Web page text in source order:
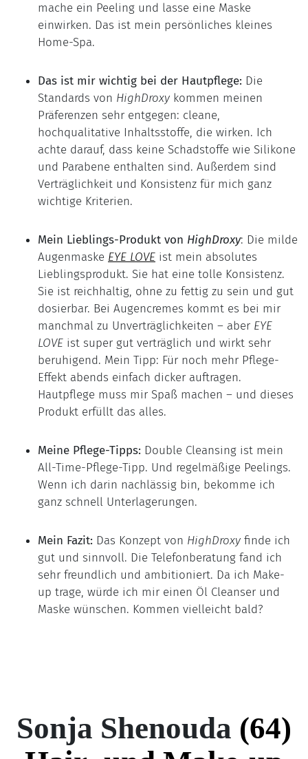
mache ein Peeling und lasse eine Maske
einwirken. Das ist mein persönliches kleines
Home-Spa.
Das ist mir wichtig bei der Hautpflege: Die
Standards von HighDroxy kommen meinen
Präferenzen sehr entgegen: cleane,
hochqualitative Inhaltsstoffe, die wirken. Ich
achte darauf, dass keine Schadstoffe wie Silikone
und Parabene enthalten sind. Außerdem sind
Verträglichkeit und Konsistenz für mich ganz
wichtige Kriterien.
Mein Lieblings-Produkt von HighDroxy: Die milde
Augenmaske EYE LOVE ist mein absolutes
Lieblingsprodukt. Sie hat eine tolle Konsistenz.
Sie ist reichhaltig, ohne zu fettig zu sein und gut
dosierbar. Bei Augencremes kommt es bei mir
manchmal zu Unverträglichkeiten – aber EYE
LOVE ist super gut verträglich und wirkt sehr
beruhigend. Mein Tipp: Für noch mehr Pflege-
Effekt abends einfach dicker auftragen.
Hautpflege muss mir Spaß machen – und dieses
Produkt erfüllt das alles.
Meine Pflege-Tipps: Double Cleansing ist mein
All-Time-Pflege-Tipp. Und regelmäßige Peelings.
Wenn ich darin nachlässig bin, bekomme ich
ganz schnell Unterlagerungen.
Mein Fazit: Das Konzept von HighDroxy finde ich
gut und sinnvoll. Die Telefonberatung fand ich
sehr freundlich und ambitioniert. Da ich Make-
up trage, würde ich mir einen Öl Cleanser und
Maske wünschen. Kommen vielleicht bald?
Sonja Shenouda (64)